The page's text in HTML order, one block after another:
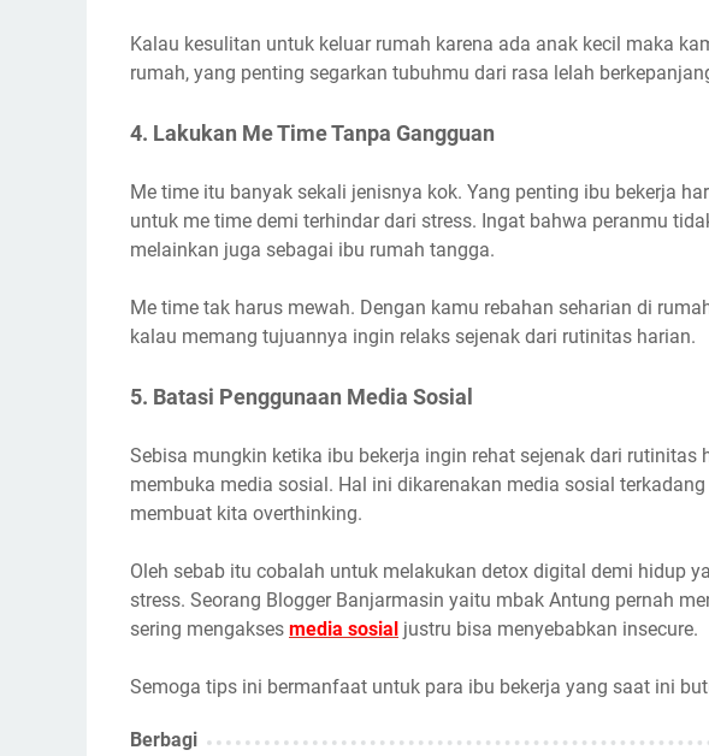
Kalau kesulitan untuk keluar rumah karena ada anak kecil maka
rumah, yang penting segarkan tubuhmu dari rasa lelah
4. Lakukan Me Time Tanpa Gangguan
Me time itu banyak sekali jenisnya kok. Yang penting ibu bekerja
untuk me time demi terhindar dari stress. Ingat bahwa peranmu
melainkan juga sebagai ibu rumah tangga.
Me time tak harus mewah. Dengan kamu rebahan seharian di
kalau memang tujuannya ingin relaks sejenak dari rutinitas harian.
5. Batasi Penggunaan Media Sosial
Sebisa mungkin ketika ibu bekerja ingin rehat sejenak dari rutinitas
membuka media sosial. Hal ini dikarenakan media sosial
membuat kita overthinking.
Oleh sebab itu cobalah untuk melakukan detox digital demi hidup
stress. Seorang Blogger Banjarmasin yaitu mbak Antung pernah
sering mengakses media sosial justru bisa menyebabkan insecure.
Semoga tips ini bermanfaat untuk para ibu bekerja yang saat ini
Berbagi